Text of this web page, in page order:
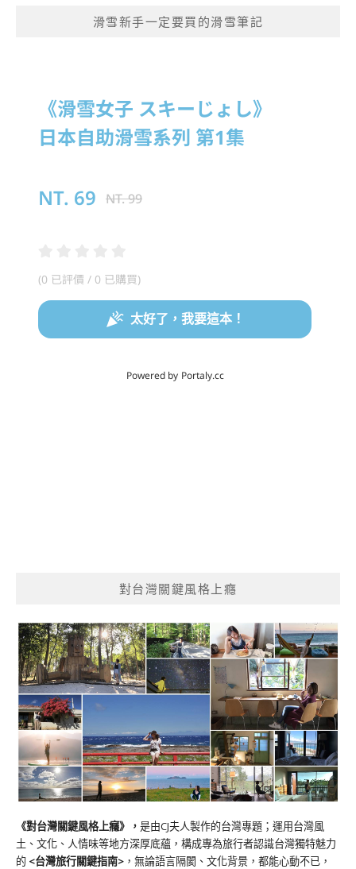
滑雪新手一定要買的滑雪筆記
對台灣關鍵風格上癮
《對台灣關鍵風格上癮》 ， 是由CJ夫人製作的台灣專題；運用台灣風
土、文化、人情味等地方深厚底蘊，構成專為旅行者認識台灣獨特魅力
的 <台灣旅行關鍵指南> ，無論語言隔閡、文化背景，都能心動不已，